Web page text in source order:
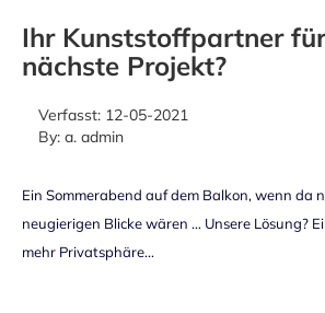
Ihr Kunststoffpartner
nächste Projekt?
Verfasst: 12-05-2021
By: a. admin
Ein Sommerabend auf dem Balkon, wenn da
neugierigen Blicke wären … Unsere Lösung?
mehr Privatsphäre...